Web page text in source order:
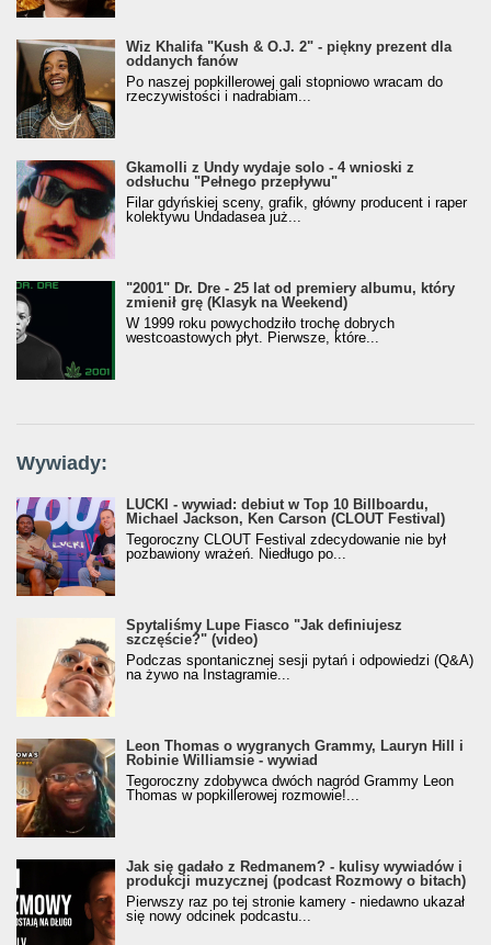
Wiz Khalifa "Kush & O.J. 2" - piękny prezent dla
oddanych fanów
Po naszej popkillerowej gali stopniowo wracam do
rzeczywistości i nadrabiam...
Gkamolli z Undy wydaje solo - 4 wnioski z
odsłuchu "Pełnego przepływu"
Filar gdyńskiej sceny, grafik, główny producent i raper
kolektywu Undadasea już...
"2001" Dr. Dre - 25 lat od premiery albumu, który
zmienił grę (Klasyk na Weekend)
W 1999 roku powychodziło trochę dobrych
westcoastowych płyt. Pierwsze, które...
Wywiady:
LUCKI - wywiad: debiut w Top 10 Billboardu,
Michael Jackson, Ken Carson (CLOUT Festival)
Tegoroczny CLOUT Festival zdecydowanie nie był
pozbawiony wrażeń. Niedługo po...
Spytaliśmy Lupe Fiasco "Jak definiujesz
szczęście?" (video)
Podczas spontanicznej sesji pytań i odpowiedzi (Q&A)
na żywo na Instagramie...
Leon Thomas o wygranych Grammy, Lauryn Hill i
Robinie Williamsie - wywiad
Tegoroczny zdobywca dwóch nagród Grammy Leon
Thomas w popkillerowej rozmowie!...
Jak się gadało z Redmanem? - kulisy wywiadów i
produkcji muzycznej (podcast Rozmowy o bitach)
Pierwszy raz po tej stronie kamery - niedawno ukazał
się nowy odcinek podcastu...